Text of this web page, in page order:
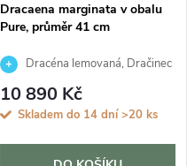
Dracaena marginata v obalu
Pure, průměr 41 cm
Dracéna lemovaná, Dračinec
10 890 Kč
Skladem do 14 dní>20 ks